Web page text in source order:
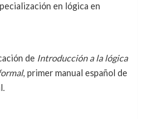
en lógica en
de Introducción a la lógica
, primer manual español de